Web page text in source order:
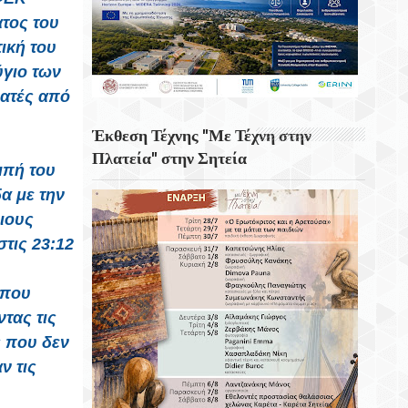
του
του
των
από
του
με την
23:12
τις
που δεν
τις
Του Διαδικτύου
6 Αυγούστου 1945 Η Ημέρα Που Το
Αμερικανικό Βομβαρδιστικό «Enola Gay»
Σκόρπισε Τον Θάνατο Στη Χιροσίμα
Η Στοκχόλμη Η Πρωτεύουσα Της
Σουηδίας
Εορτή Της Μεταμορφώσεως Του Σωτήρος
Στο Χωριό Απίδια Σητείας - Του Γεωργίου
Αυγουστινάκη
Το Εκκλησάκι Του Τιμίου Σταυρού Στο
Στρούμπουλα
6 Αυγούστου 1999 Φεύγει Απο Την Ζωή Η
Ρίτα Σακελαρίου
Eορτή Της Μεταμόρφωσης Του Σωτήρος
Έκθεση Τέχνης "Με Τέχνη στην
Πλατεία" στην Σητεία